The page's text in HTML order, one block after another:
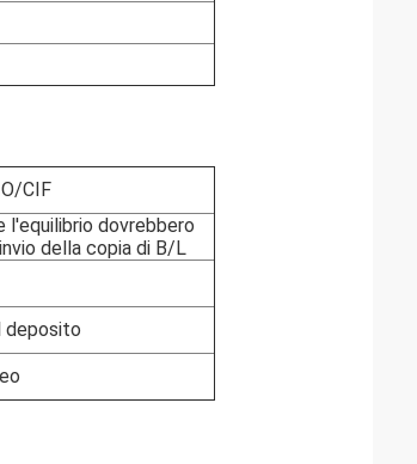
CIF
dovrebbero
della copia di B/L
deposito